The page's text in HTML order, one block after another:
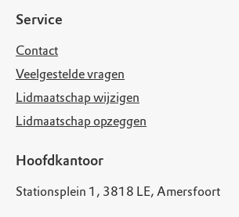
Service
Contact
Veelgestelde vragen
Lidmaatschap wijzigen
Lidmaatschap opzeggen
Hoofdkantoor
Stationsplein 1, 3818 LE, Amersfoort